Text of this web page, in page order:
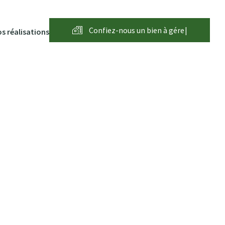
réalisations Confiez-nous un bien à gérer|